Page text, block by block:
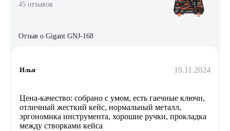
45 отзывов
Отзыв о Gigant GNJ-168
Илья 19.11.2024
Цена-качество: собрано с умом, есть гаечные ключи,
отличный жесткий кейс, нормальный металл,
эргономика инструмента, хорошие ручки, прокладка
между створками кейса